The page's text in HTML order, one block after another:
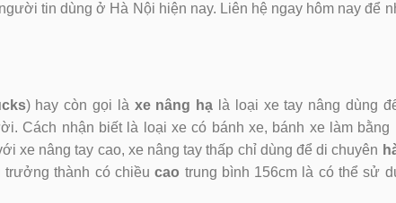
tin dùng ở Hà Nội hiện nay. Liên hệ ngay hôm nay để
) hay còn gọi là xe nâng hạ là loại xe tay nâng dùng
Cách nhận biết là loại xe có bánh xe, bánh xe làm bằng
xe nâng tay cao, xe nâng tay thấp chỉ dùng để di chuyên
trưởng thành có chiềucao trung bình 156cm là có thể sử